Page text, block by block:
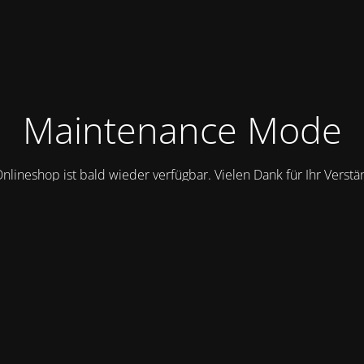
Maintenance Mode
ist bald wieder verfügbar. Vielen Dank für Ihr